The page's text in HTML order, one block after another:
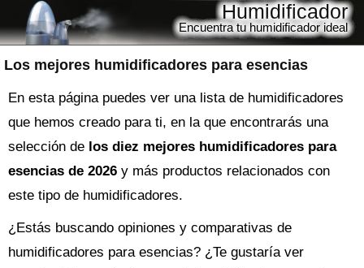
Los mejores humidificadores para esencias
Humidificador
Encuentra tu humidificador ideal
En esta página puedes ver una lista de humidificadores
que hemos creado para ti, en la que encontrarás una
selección de los diez mejores humidificadores para
esencias de 2026 y más productos relacionados con
este tipo de humidificadores.
¿Estás buscando opiniones y comparativas de
humidificadores para esencias? ¿Te gustaría ver